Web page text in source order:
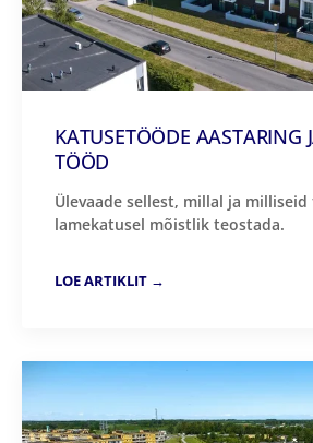
KATUSETÖÖDE AASTARING
TÖÖD
Ülevaade sellest, millal ja
lamekatusel mõistlik teostada.
LOE ARTIKLIT →